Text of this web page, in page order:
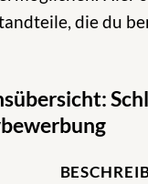
die du